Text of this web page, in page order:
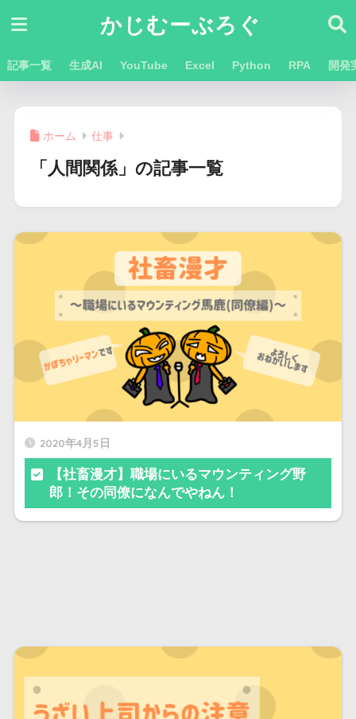
かじむーぶろぐ
記事一覧 生成AI YouTube Excel Python RPA 開発
ホーム 仕事
「人間関係」の記事一覧
2020年4月5日
【社畜漫才】職場にいるマウンティング野
郎！その同僚になんでやねん！